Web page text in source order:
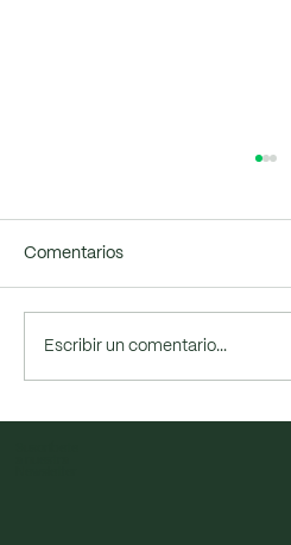
Comentarios
Escribir un comentario...